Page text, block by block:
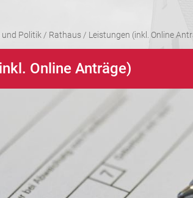
Politik / Rathaus/ Leistungen (inkl. Online
Online Anträge)